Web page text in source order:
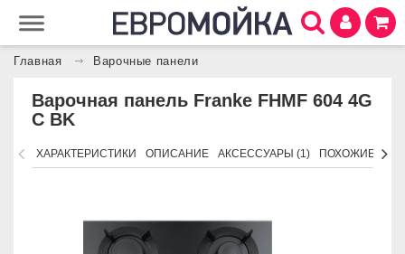
Главная Варочные панели
Варочная панель Franke FHMF 604 4G
C BK
ХАРАКТЕРИСТИКИ ОПИСАНИЕ АКСЕССУАРЫ (1) ПОХОЖИЕ